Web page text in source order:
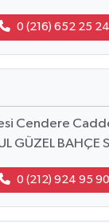
0 (216) 652 25 24
Cendere
GÜZEL BAHÇE
0 (212) 924 95 90